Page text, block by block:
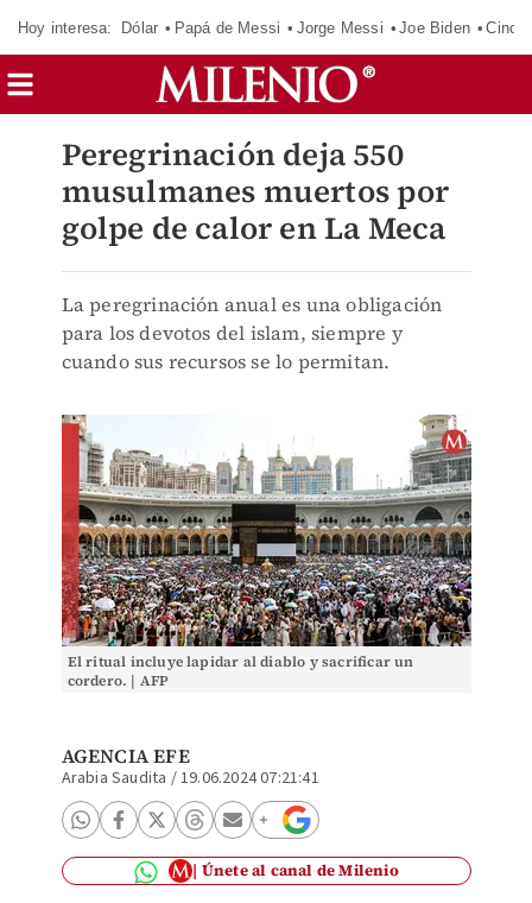
Hoy interesa: Dólar Papá de Messi Jorge Messi Joe Biden
Peregrinación deja 550
musulmanes muertos por
golpe de calor en La Meca
La peregrinación anual es una obligación
para los devotos del islam, siempre y
cuando sus recursos se lo permitan.
El ritual incluye lapidar al diablo y sacrificar un
cordero. | AFP
AGENCIA EFE
Arabia Saudita /19.06.2024 07:21:41
Únete al canal de Milenio